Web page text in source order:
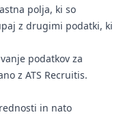
polja, ki so
z drugimi podatki, ki
podatkov za
z ATS Recruitis.
in nato